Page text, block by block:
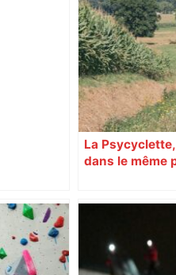
place –
La
dans le même
vivant avec
des soignants
« La Croix » a
sa septième